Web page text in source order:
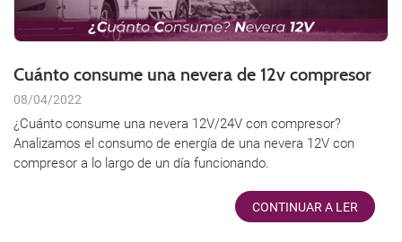
Cuánto consume una nevera de 12v compresor
08/04/2022
¿Cuánto consume una nevera 12V/24V con compresor?
Analizamos el consumo de energía de una nevera 12V con
compresor a lo largo de un día funcionando.
CONTINUAR A LER